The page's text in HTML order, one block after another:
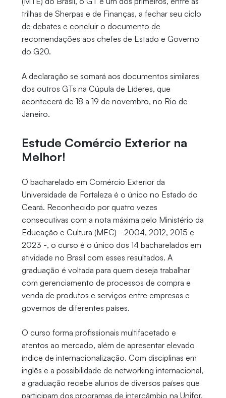
trilhas de Sherpas e de Finanças, a fechar seu ciclo
de debates e concluir o documento de
recomendações aos chefes de Estado e Governo
do G20.
A declaração se somará aos documentos similares
dos outros GTs na Cúpula de Líderes, que
acontecerá de 18 a 19 de novembro, no Rio de
Janeiro.
Estude Comércio Exterior na
Melhor!
O bacharelado em Comércio Exterior da
Universidade de Fortaleza é o único no Estado do
Ceará. Reconhecido por quatro vezes
consecutivas com a nota máxima pelo Ministério da
Educação e Cultura (MEC) - 2004, 2012, 2015 e
2023 -, o curso é o único dos 14 bacharelados em
atividade no Brasil com esses resultados. A
graduação é voltada para quem deseja trabalhar
com gerenciamento de processos de compra e
venda de produtos e serviços entre empresas e
governos de diferentes países.
O curso forma profissionais multifacetado e
atentos ao mercado, além de apresentar elevado
índice de internacionalização. Com disciplinas em
inglês e a possibilidade de networking internacional,
a graduação recebe alunos de diversos países que
participam dos programas de intercâmbio na Unifor.